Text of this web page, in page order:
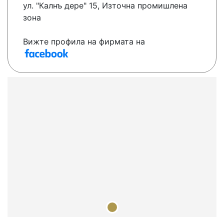
ул. "Калнъ дере" 15, Източна промишлена
зона
Вижте профила на фирмата на